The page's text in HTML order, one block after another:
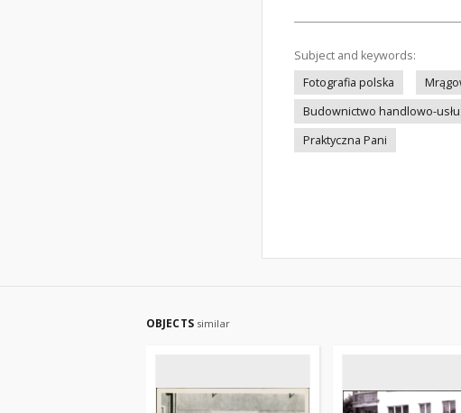
Subject and keywords:
Fotografia polska
Budownictwo handlowo-
Praktyczna Pani
OBJECTS similar